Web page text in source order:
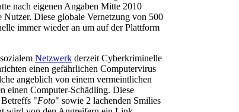
nach eigenen Angaben Mitte 2010
Diese globale Vernetzung von 500
immer wieder an um auf der Plattform
Netzwerk derzeit Cyberkriminelle
einen gefährlichen Computervirus
angeblich von einem vermeintlichen
einen Computer-Schädling. Diese
Betreffs "Foto" sowie 2 lachenden Smilies